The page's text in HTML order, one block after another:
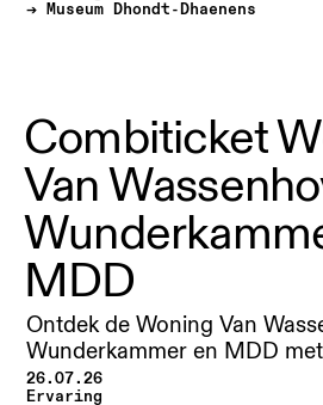
Museum Dhondt-Dhaenens
Combiticket
Van
MDD
Ontdek de Woning Van
Wunderkammer en MDD
26.07.26
Ervaring